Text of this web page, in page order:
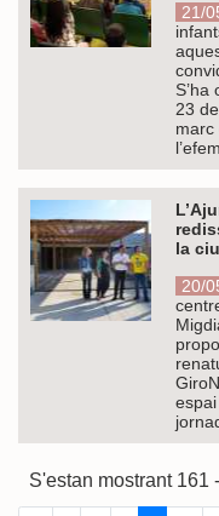
21/
23
marc
la
20/
S'estan mostrant 161